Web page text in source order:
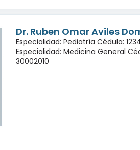
Dr. Ruben Omar Aviles
Especialidad: Pediatría Cédula:
Especialidad: Medicina General
30002010